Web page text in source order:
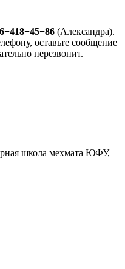
−418−45−86 (Александра).
оставьте сообщение
перезвонит.
школа мехмата ЮФУ,